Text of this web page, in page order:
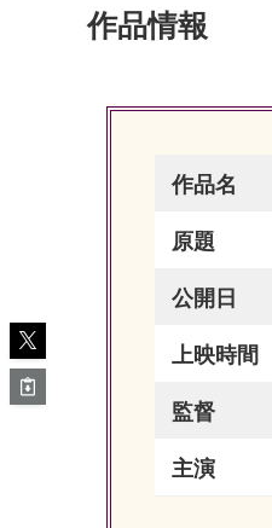
作品情報
作品名
原題
公開日
上映時間
監督
主演